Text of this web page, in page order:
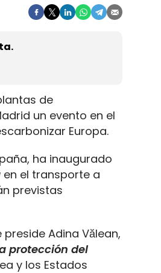
de
un evento en el
Europa.
ha inaugurado
en el transporte a
previstas
Adina Vălean,
protección del
y los Estados